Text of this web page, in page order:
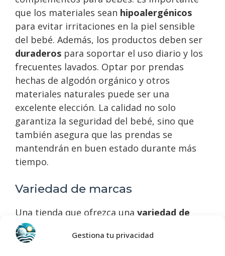
Gestiona tu privacidad
que los materiales sean hipoalergénicos
para evitar irritaciones en la piel sensible
del bebé. Además, los productos deben ser
duraderos para soportar el uso diario y los
frecuentes lavados. Optar por prendas
hechas de algodón orgánico y otros
materiales naturales puede ser una
excelente elección. La calidad no solo
garantiza la seguridad del bebé, sino que
también asegura que las prendas se
mantendrán en buen estado durante más
tiempo.
Variedad de marcas
Una tienda que ofrezca una variedad de
marcas
padres. Esto no solo proporciona más